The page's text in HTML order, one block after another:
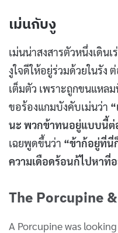
เม่นกับงู
เม่นน่าสงสารตัวหนึ่งเดิ
งูใจดีให้อยู่ร่วมด้วยในรัง
เต็มตัว เพราะถูกขนแหล
ขอร้องแกมบังคับเม่นว่า
นะ พวกข้าทนอยู่แบบนี้ต่
เฉยพูดขึ้นว่า “ข้าก้อยู่ที่นี่
ความเดือดร้อนก้ไปหาที่
The Porcupine
A Porcupine was